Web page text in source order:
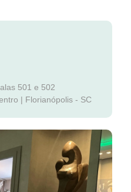
501 e 502
| Florianópolis - SC